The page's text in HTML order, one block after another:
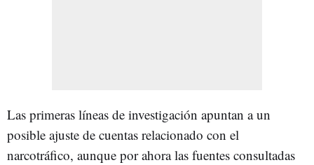
Las primeras líneas de investigación apuntan a un
posible ajuste de cuentas relacionado con el
narcotráfico, aunque por ahora las fuentes consultadas